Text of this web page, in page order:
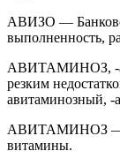
АВИЗО —
выполненность,
АВИТАМИНОЗ, -а,
резким
авитаминозный, -
АВИТАМИНОЗ —
витамины.